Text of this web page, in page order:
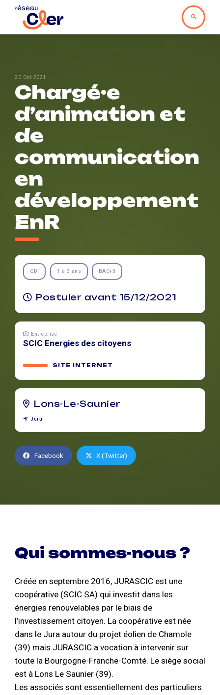
20 Oct 2021
Chargé·e
d’animation et
de
communication
en
développement
EnR
CDI 1 à 3 ans BAC+3
Postuler avant 15/12/2021
Entreprise
SCIC Energies des citoyens
SITE INTERNET
Lons-Le-Saunier
Jura
Facebook X (Twitter)
Qui sommes-nous ?
Créée en septembre 2016, JURASCIC est une
coopérative (SCIC SA) qui investit dans les
énergies renouvelables par le biais de
l’investissement citoyen. La coopérative est née
dans le Jura autour du projet éolien de Chamole
(39) mais JURASCIC a vocation à intervenir sur
toute la Bourgogne-Franche-Comté. Le siège social
est à Lons Le Saunier (39).
Les associés sont essentiellement des particuliers